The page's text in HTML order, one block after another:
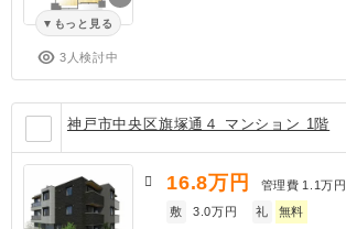
もっと見る
3人検討中
神戸市中央区旗塚通４ マンション 1階
16.8万円 管理費 1.1万円
敷
3.0万円 礼 無料